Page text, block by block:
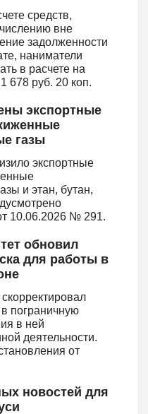
средств,
вне
задолженности
наниматели
в расчете на
678 руб. 20 коп.
экспортные
газы
экспортные
и этан, бутан,
10.06.2026 № 291.
обновил
для работы в
пограничную
в ней
деятельности.
от
новостей для